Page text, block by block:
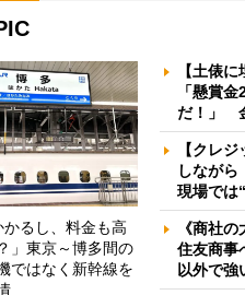
かるし、料金も高
」東京～博多間の
ではなく新幹線を
【土俵
「懸賞
だ！」
【クレ
しなが
現場では
《商社
住友商事
以外で強